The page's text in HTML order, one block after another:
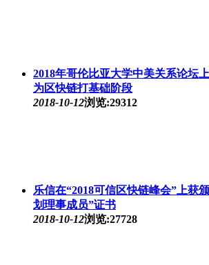
2018年哥伦比亚大学中美关系论坛
为区快链打基础阶段
2018-10-12浏览:29312
乐信在“2018可信区快链峰会”上获
划理事成员”证书
2018-10-12浏览:27728